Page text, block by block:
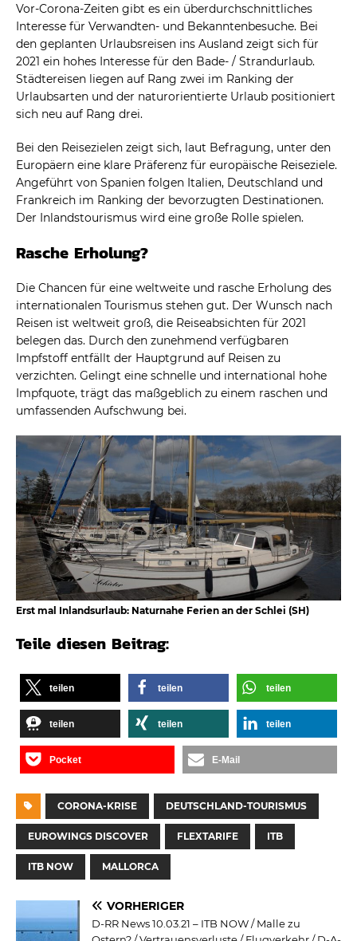
Vor-Corona-Zeiten gibt es ein überdurchschnittliches
Interesse für Verwandten- und Bekanntenbesuche. Bei
den geplanten Urlaubsreisen ins Ausland zeigt sich für
2021 ein hohes Interesse für den Bade- / Strandurlaub.
Städtereisen liegen auf Rang zwei im Ranking der
Urlaubsarten und der naturorientierte Urlaub positioniert
sich neu auf Rang drei.
Bei den Reisezielen zeigt sich, laut Befragung, unter den
Europäern eine klare Präferenz für europäische Reiseziele.
Angeführt von Spanien folgen Italien, Deutschland und
Frankreich im Ranking der bevorzugten Destinationen.
Der Inlandstourismus wird eine große Rolle spielen.
Rasche Erholung?
Die Chancen für eine weltweite und rasche Erholung des
internationalen Tourismus stehen gut. Der Wunsch nach
Reisen ist weltweit groß, die Reiseabsichten für 2021
belegen das. Durch den zunehmend verfügbaren
Impfstoff entfällt der Hauptgrund auf Reisen zu
verzichten. Gelingt eine schnelle und international hohe
Impfquote, trägt das maßgeblich zu einem raschen und
umfassenden Aufschwung bei.
Erst mal Inlandsurlaub: Naturnahe Ferien an der Schlei (SH)
Teile diesen Beitrag:
teilen teilen teilen
teilen teilen teilen
Pocket E-Mail
CORONA-KRISE DEUTSCHLAND-TOURISMUS
EUROWINGS DISCOVER FLEXTARIFE ITB
ITB NOW MALLORCA
VORHERIGER
D-RR News 10.03.21 – ITB NOW / Malle zu